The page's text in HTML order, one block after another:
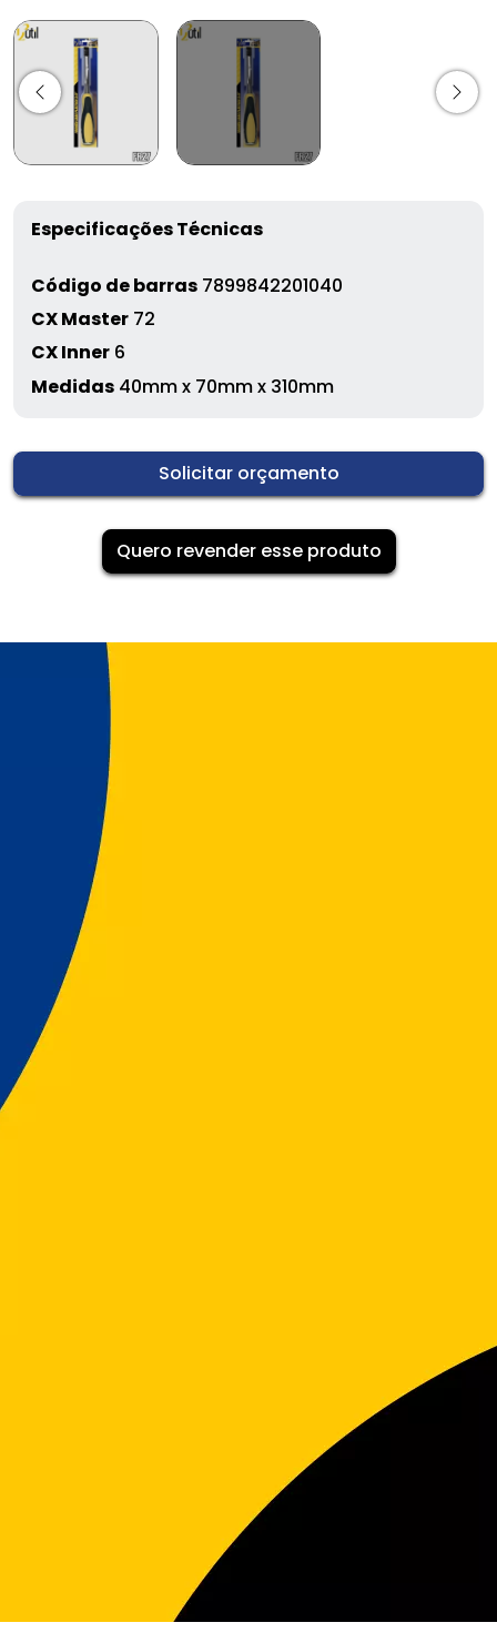
Especificações Técnicas
Código de barras 7899842201040
CX Master 72
CX Inner 6
Medidas 40mm x 70mm x 310mm
Solicitar orçamento
Quero revender esse produto